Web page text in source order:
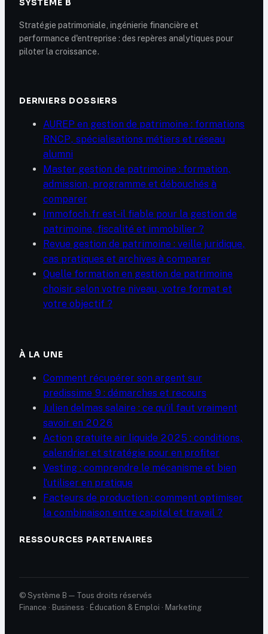
SYSTÈME B
Stratégie patrimoniale, ingénierie financière et
performance d'entreprise : des repères analytiques pour
piloter la croissance.
DERNIERS DOSSIERS
AUREP en gestion de patrimoine : formations
RNCP, spécialisations métiers et réseau
alumni
Master gestion de patrimoine : formation,
admission, programme et débouchés à
comparer
Immofoch.fr est-il fiable pour la gestion de
patrimoine, fiscalité et immobilier ?
Revue gestion de patrimoine : veille juridique,
cas pratiques et archives à comparer
Quelle formation en gestion de patrimoine
choisir selon votre niveau, votre format et
votre objectif ?
À LA UNE
Comment récupérer son argent sur
predissime 9 : démarches et recours
Julien delmas salaire : ce qu’il faut vraiment
savoir en 2026
Action gratuite air liquide 2025 : conditions,
calendrier et stratégie pour en profiter
Vesting : comprendre le mécanisme et bien
l’utiliser en pratique
Facteurs de production : comment optimiser
la combinaison entre capital et travail ?
RESSOURCES PARTENAIRES
© Système B — Tous droits réservés
Finance · Business · Éducation & Emploi · Marketing